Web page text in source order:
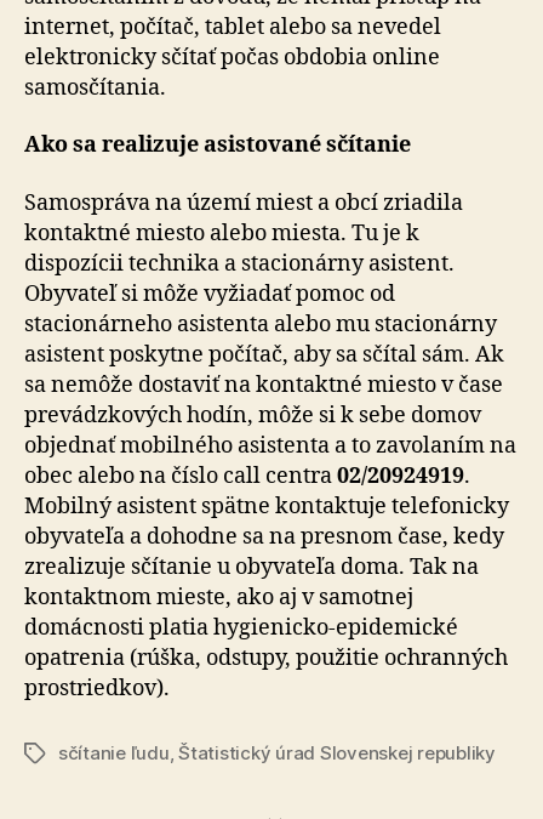
internet, počítač, tablet alebo sa nevedel
elektronicky sčítať počas obdobia online
samosčítania.
Ako sa realizuje asistované sčítanie
Samospráva na území miest a obcí zriadila
kontaktné miesto alebo miesta. Tu je k
dispozícii technika a stacionárny asistent.
Obyvateľ si môže vyžiadať pomoc od
stacionárneho asistenta alebo mu stacionárny
asistent poskytne počítač, aby sa sčítal sám. Ak
sa nemôže dostaviť na kontaktné miesto v čase
prevádzkových hodín, môže si k sebe domov
objednať mobilného asistenta a to zavolaním na
obec alebo na číslo call centra02/20924919.
Mobilný asistent spätne kontaktuje telefonicky
obyvateľa a dohodne sa na presnom čase, kedy
zrealizuje sčítanie u obyvateľa doma. Tak na
kontaktnom mieste, ako aj v samotnej
domácnosti platia hygienicko-epidemické
opatrenia (rúška, odstupy, použitie ochranných
prostriedkov).
Značkysčítanie ľudu ,Štatistický úrad Slovenskej republiky